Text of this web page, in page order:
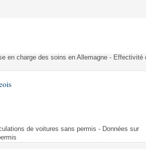
en charge des soins en Allemagne - Effectivité
de voitures sans permis - Données sur